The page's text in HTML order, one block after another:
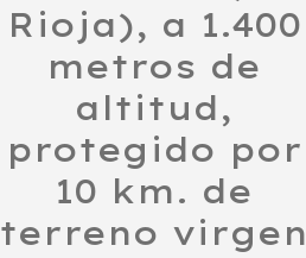
Rioja), a 1.400
metros de
altitud,
protegido por
10 km. de
terreno virgen